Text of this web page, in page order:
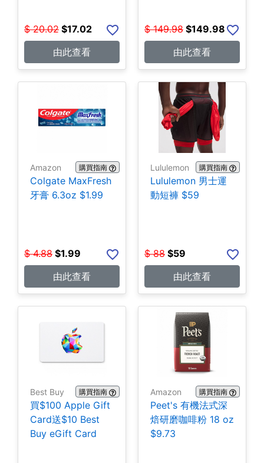
$ 20.02 $17.02
由此查看
$ 149.98 $149.98
由此查看
Amazon 購買指南
Colgate MaxFresh
牙膏 6.3oz $1.99
$ 4.88 $1.99
由此查看
Lululemon 購買指南
Lululemon 男士運
動短褲 $59
$ 88 $59
由此查看
Best Buy 購買指南
買$100 Apple Gift
Card送$10 Best
Buy eGift Card
Amazon 購買指南
Peet's 有機法式深
焙研磨咖啡粉 18 oz
$9.73